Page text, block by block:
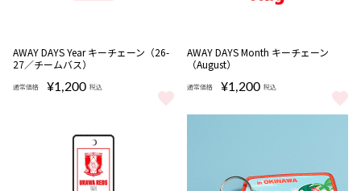
AWAY DAYS Year キーチェーン（26-
27／チームバス）
通常価格 ¥1,200 税込
AWAY DAYS Year キーチェーン（26-27／チームバス） をもっと見る
AWAY DAYS Month キーチェーン
（August）
通常価格 ¥1,200 税込
AWAY DAYS Month キーチェー